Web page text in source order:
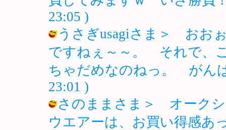
23:05 )
うさぎusagiさま＞ おお
ですねぇ～～。 それで、
ちゃだめなのねっ。 がん
23:01 )
さのままさま＞ オーク
ウエアーは、お買い得感あ